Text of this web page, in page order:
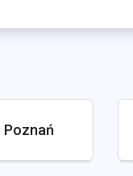
Poznań